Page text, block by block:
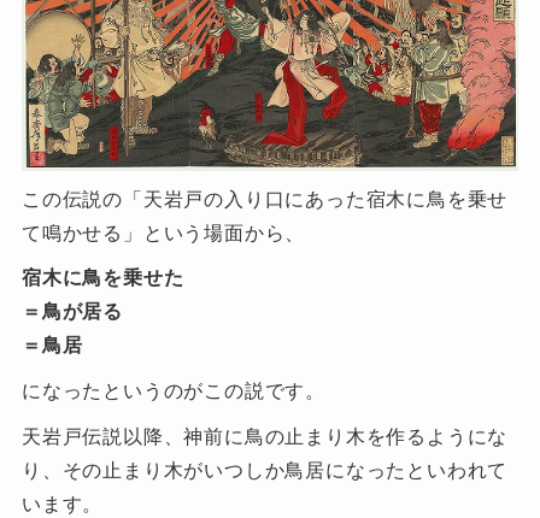
この伝説の「天岩戸の入り口にあった宿木に鳥を乗せ
て鳴かせる」という場面から、
宿木に鳥を乗せた
＝鳥が居る
＝鳥居
になったというのがこの説です。
天岩戸伝説以降、神前に鳥の止まり木を作るようにな
り、その止まり木がいつしか鳥居になったといわれて
います。